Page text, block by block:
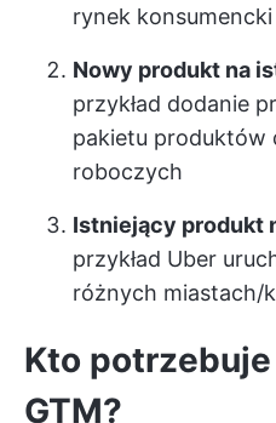
rynek konsumencki
Nowy produkt na
przykład dodanie
pakietu produktów
roboczych
Istniejący produkt
przykład Uber
różnych miastach/
Kto
GTM?